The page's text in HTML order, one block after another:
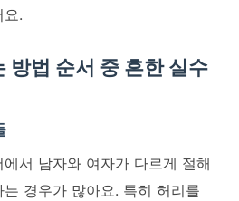
요.
방법 순서 중 흔한 실수
서 남자와 여자가 다르게 절해
경우가 많아요. 특히 허리를